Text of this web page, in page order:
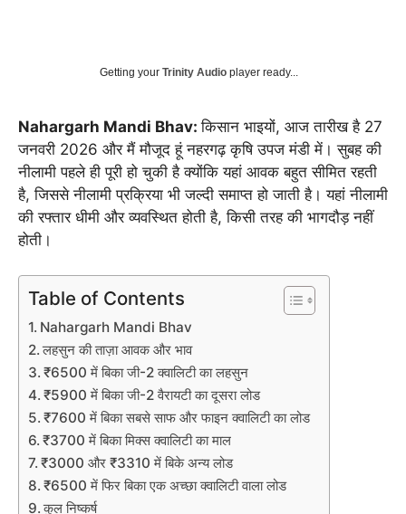
Getting your Trinity Audio player ready...
Nahargarh Mandi Bhav:किसान भाइयों, आज तारीख है 27
जनवरी 2026 और मैं मौजूद हूं नहरगढ़ कृषि उपज मंडी में। सुबह की
नीलामी पहले ही पूरी हो चुकी है क्योंकि यहां आवक बहुत सीमित रहती
है, जिससे नीलामी प्रक्रिया भी जल्दी समाप्त हो जाती है। यहां नीलामी
की रफ्तार धीमी और व्यवस्थित होती है, किसी तरह की भागदौड़ नहीं
होती।
Table of Contents
Nahargarh Mandi Bhav
लहसुन की ताज़ा आवक और भाव
₹6500 में बिका जी-2 क्वालिटी का लहसुन
₹5900 में बिका जी-2 वैरायटी का दूसरा लोड
₹7600 में बिका सबसे साफ और फाइन क्वालिटी का लोड
₹3700 में बिका मिक्स क्वालिटी का माल
₹3000 और ₹3310 में बिके अन्य लोड
₹6500 में फिर बिका एक अच्छा क्वालिटी वाला लोड
कुल निष्कर्ष